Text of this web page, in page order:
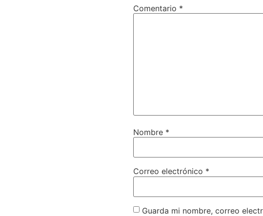
Comentario *
Nombre *
Correo electrónico *
Guarda mi nombre, correo